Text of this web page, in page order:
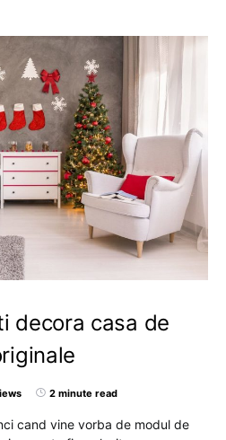
decora casa de
2 minute read
cand vine vorba de modul de